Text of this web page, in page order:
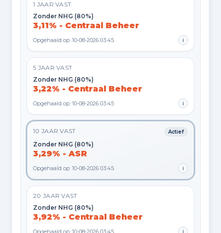
1 JAAR VAST
Zonder NHG (80%)
3,11% - Centraal Beheer
Opgehaald op: 10-08-2026 03:45 i
5 JAAR VAST
Zonder NHG (80%)
3,22% - Centraal Beheer
Opgehaald op: 10-08-2026 03:45 i
10 JAAR VAST Actief
Zonder NHG (80%)
3,29% - ASR
Opgehaald op: 10-08-2026 03:45 i
20 JAAR VAST
Zonder NHG (80%)
3,92% - Centraal Beheer
Opgehaald op: 10-08-2026 03:45 i